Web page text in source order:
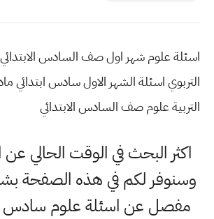
اسئلة علوم شهر اول صف السادس الابتدائي
التربوي اسئلة الشهر الاول سادس ابتدائي
التربية علوم صف السادس الابتدائي
اكثر البحث في الوقت الحالي
وسنوفر لكم في هذه الصفحة
مفصل عن اسئلة علوم سادس